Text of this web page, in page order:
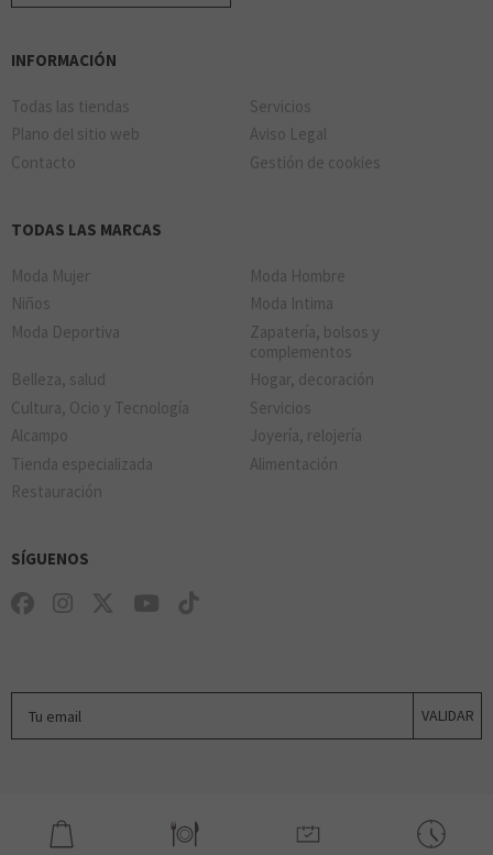
INFORMACIÓN
Todas las tiendas
Servicios
Plano del sitio web
Aviso Legal
Contacto
Gestión de cookies
TODAS LAS MARCAS
Moda Mujer
Moda Hombre
Niños
Moda Intima
Moda Deportiva
Zapatería, bolsos y
complementos
Belleza, salud
Hogar, decoración
Cultura, Ocio y Tecnología
Servicios
Alcampo
Joyería, relojería
Tienda especializada
Alimentación
Restauración
SÍGUENOS
VALIDAR